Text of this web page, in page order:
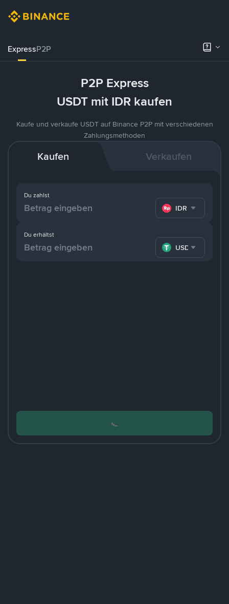
ExpressP2P
P2P Express
USDT mit IDR kaufen
Kaufe und verkaufe USDT auf Binance P2P mit verschiedenen
Zahlungsmethoden
Kaufen Verkaufen
Du zahlst
IDR
Du erhältst
USDT